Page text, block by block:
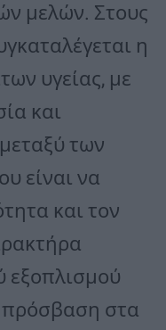
μελών. Στους
η
υγείας, με
και
των
είναι να
και τον
εξοπλισμού
πρόσβαση στα